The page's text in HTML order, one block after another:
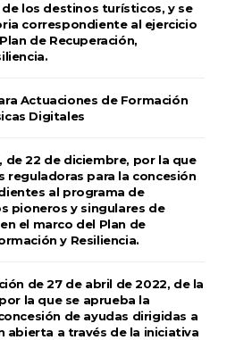
los destinos turísticos, y se
correspondiente al ejercicio
de Recuperación,
Actuaciones de Formación
Digitales
de 22 de diciembre, por la que
reguladoras para la concesión
al programa de
pioneros y singulares de
el marco del Plan de
y Resiliencia.
de 27 de abril de 2022, de la
la que se aprueba la
de ayudas dirigidas a
abierta a través de la iniciativa